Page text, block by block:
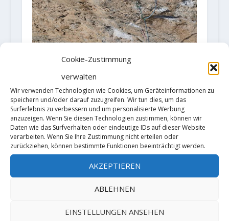
Cookie-Zustimmung
verwalten
Wir verwenden Technologien wie Cookies, um Geräteinformationen zu
speichern und/oder darauf zuzugreifen. Wir tun dies, um das
Surferlebnis zu verbessern und um personalisierte Werbung
anzuzeigen. Wenn Sie diesen Technologien zustimmen, können wir
Daten wie das Surfverhalten oder eindeutige IDs auf dieser Website
verarbeiten. Wenn Sie Ihre Zustimmung nicht erteilen oder
zurückziehen, können bestimmte Funktionen beeinträchtigt werden.
AKZEPTIEREN
ABLEHNEN
EINSTELLUNGEN ANSEHEN
THOMAS BLAABJERG GELINGT
DIE ERSTE 8C+ FÜR DÄNEMARK
Gepostet vonAlMa |Feb. 21, 2018|Sportklettern |
Thomas Blaaberg gelingt mit
„Joe Blau“ als ersten Dänen eine
8c+. Dies gelang ihm zwar...